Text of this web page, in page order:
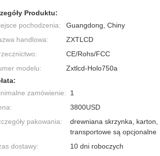
Produktu:
pochodzenia:
Guangdong, Chiny
handlowa:
ZXTLCD
CE/Rohs/FCC
modelu:
Zxtlcd-Holo750a
zamówienie:
1
3800USD
pakowania:
drewniana skrzynka, karton,
transportowe są opcjonalne
dostawy:
10 dni roboczych